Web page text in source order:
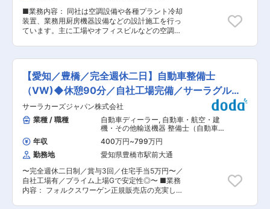
10台／1日ほど。少ない時は20台／1日の場合も
あります。 ■会社概要： 当社は、1929年創業の
トラックディーラーです。愛知県東三河全域を販
した。 創業以来、追求し続けているのは、「お客
様の満足」「社員の満足」そして「地域社会の満
業であり続けたいという願いをカタチにしてさた
軌跡でもあります。
商品の仕分け・出荷準備 ・18:30 閉店 ・18:30〜
閉店作業（在庫管理・施錠） ・〜19:00 報告・入
力・最終チェック完了／退社 ■サポート体制：
・高額査定はベテラン鑑定士が遠隔サポート ・不
明点はLINEWORKSで即相談可能 ・店長・他店舗
（オンライン＋実地） → ブランド知識・査定基
礎を習得 ＜2〜3ヶ月目＞ ・OJT（店長・本社・
本部連携） → 接客・査定・運営スキル習得 ※半
年〜8ヶ月で店舗運営可能 ■組織構成： ・兵庫：
16名（平均30.4歳） ・大阪：25名（平均28.6
歳） ・岡山：15名（平均30.1歳） ・中部：13名
（平均27歳） →若手中心で馴染みやすい環境 ■
働き方： ・有給取得率：約60％（希望休OK） ・
基本残業少なめ ・1日約13組対応で無理のない接
客数 ■募集背景： 事業拡大・店舗増加に伴う増
員募集となります。 変更の範囲：会社の定める業
務
■業務内容： 同社は空調設備や各種プラント冷却
装置、業務用厨房機器設備などの設計施工を行っ
ています。主に工場やオフィスビルなどの空調設
河に密着し、地域の案件に携わってきましたが、
2017年に静岡県トップクラス規模のゼネコンであ
る「須山建設」に仲間入りしたことで、浜松市近
辺の案件が増えています。今回採用する方には東
三河を中心に営業活動を行っていただきます。営
業活動に加え、下記業務をご担当いただきます。
・空調工事の見積り業務、受注後の現場調査 ・協
力業者への工事内容説明 ・施工管理担当や施主や
ゼネコンとの進捗状況打ち合わせ 等 ■営業スタ
イル： ・既存9割、新規1割となります。基本はル
ート営業となり、新規顧客については問い合わせ
対応が中心の為、テレアポ・飛び込み営業はあり
ません。 ・現在営業1人あたり50社を担当してお
ります。 ■組織構成： ・現在2名（50代、40
代）の営業員で構成されています。今回採用され
た方は40代の方の下について業務を覚えていただ
【愛知／豊橋／完全週休二日】自動車整備士
（VW)◆休憩90分／自社工場完備／サーラグルー
プ
サーラカーズジャパン株式会社
業種 / 職種
自動車ディーラー, 自動車・航空・建
機・その他輸送機器 整備士（自動車・
建機・航空機など）
年収 400万円~799万円
勤務地
愛知県豊橋市駅前大通
〜完全週休二日制／賞与3回／住宅手当5万円〜／
自社工場有／プライム上場Gで安定性◎〜 ■業務
内容： フォルクスワーゲン正規販売店の充実した